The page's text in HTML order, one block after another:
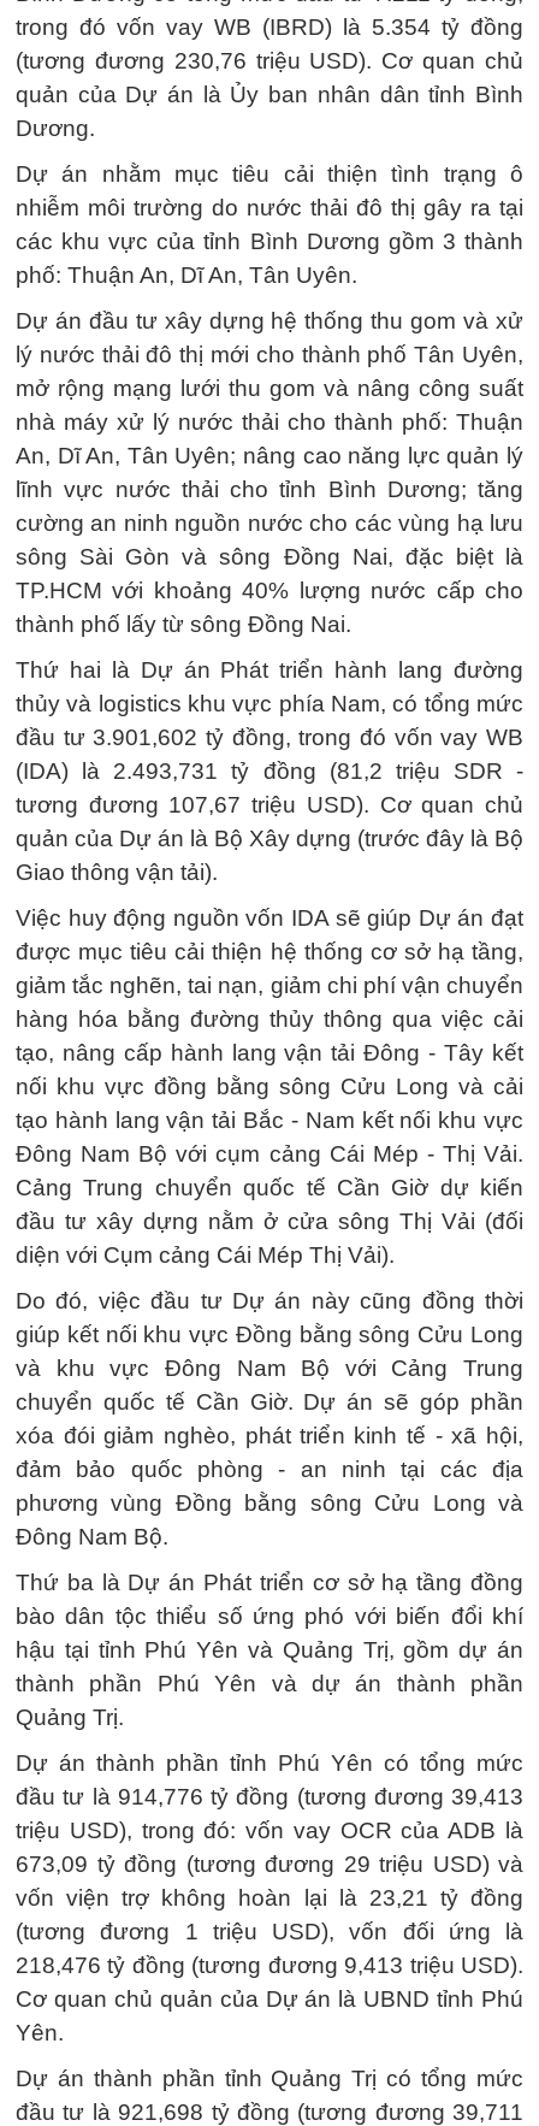
trong đó vốn vay WB (IBRD) là 5.354 tỷ đồng
(tương đương 230,76 triệu USD). Cơ quan chủ
quản của Dự án là Ủy ban nhân dân tỉnh Bình
Dương.
Dự án nhằm mục tiêu cải thiện tình trạng ô
nhiễm môi trường do nước thải đô thị gây ra tại
các khu vực của tỉnh Bình Dương gồm 3 thành
phố: Thuận An, Dĩ An, Tân Uyên.
Dự án đầu tư xây dựng hệ thống thu gom và xử
lý nước thải đô thị mới cho thành phố Tân Uyên,
mở rộng mạng lưới thu gom và nâng công suất
nhà máy xử lý nước thải cho thành phố: Thuận
An, Dĩ An, Tân Uyên; nâng cao năng lực quản lý
lĩnh vực nước thải cho tỉnh Bình Dương; tăng
cường an ninh nguồn nước cho các vùng hạ lưu
sông Sài Gòn và sông Đồng Nai, đặc biệt là
TP.HCM với khoảng 40% lượng nước cấp cho
thành phố lấy từ sông Đồng Nai.
Thứ hai là Dự án Phát triển hành lang đường
thủy và logistics khu vực phía Nam, có tổng mức
đầu tư 3.901,602 tỷ đồng, trong đó vốn vay WB
(IDA) là 2.493,731 tỷ đồng (81,2 triệu SDR -
tương đương 107,67 triệu USD). Cơ quan chủ
quản của Dự án là Bộ Xây dựng (trước đây là Bộ
Giao thông vận tải).
Việc huy động nguồn vốn IDA sẽ giúp Dự án đạt
được mục tiêu cải thiện hệ thống cơ sở hạ tầng,
giảm tắc nghẽn, tai nạn, giảm chi phí vận chuyển
hàng hóa bằng đường thủy thông qua việc cải
tạo, nâng cấp hành lang vận tải Đông - Tây kết
nối khu vực đồng bằng sông Cửu Long và cải
tạo hành lang vận tải Bắc - Nam kết nối khu vực
Đông Nam Bộ với cụm cảng Cái Mép - Thị Vải.
Cảng Trung chuyển quốc tế Cần Giờ dự kiến
đầu tư xây dựng nằm ở cửa sông Thị Vải (đối
diện với Cụm cảng Cái Mép Thị Vải).
Do đó, việc đầu tư Dự án này cũng đồng thời
giúp kết nối khu vực Đồng bằng sông Cửu Long
và khu vực Đông Nam Bộ với Cảng Trung
chuyển quốc tế Cần Giờ. Dự án sẽ góp phần
xóa đói giảm nghèo, phát triển kinh tế - xã hội,
đảm bảo quốc phòng - an ninh tại các địa
phương vùng Đồng bằng sông Cửu Long và
Đông Nam Bộ.
Thứ ba là Dự án Phát triển cơ sở hạ tầng đồng
bào dân tộc thiểu số ứng phó với biến đổi khí
hậu tại tỉnh Phú Yên và Quảng Trị, gồm dự án
thành phần Phú Yên và dự án thành phần
Quảng Trị.
Dự án thành phần tỉnh Phú Yên có tổng mức
đầu tư là 914,776 tỷ đồng (tương đương 39,413
triệu USD), trong đó: vốn vay OCR của ADB là
673,09 tỷ đồng (tương đương 29 triệu USD) và
vốn viện trợ không hoàn lại là 23,21 tỷ đồng
(tương đương 1 triệu USD), vốn đối ứng là
218,476 tỷ đồng (tương đương 9,413 triệu USD).
Cơ quan chủ quản của Dự án là UBND tỉnh Phú
Yên.
Dự án thành phần tỉnh Quảng Trị có tổng mức
đầu tư là 921,698 tỷ đồng (tương đương 39,711